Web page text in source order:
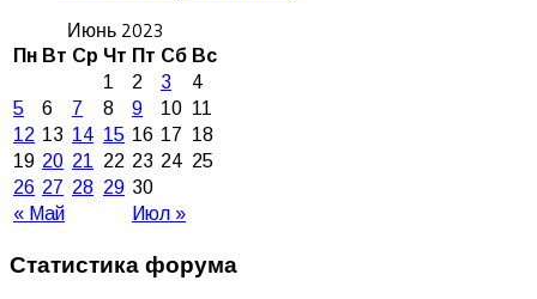
Июнь 2023
Пн Вт Ср Чт Пт Сб Вс
« Май Июл »
1 2 3
4
5
6 7 8 9 10 11
12 13 14 15 16 17 18
19 20 21 22 23 24 25
26 27 28 29 30
Статистика форума